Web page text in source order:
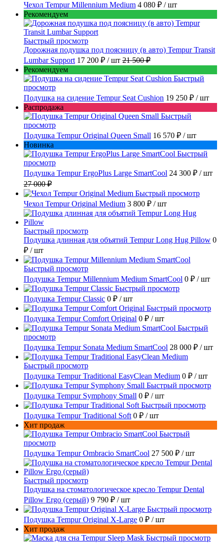
Чехол Tempur Millennium Medium 4 080 ₽ / шт
Рекомендуем
Быстрый просмотр
Дорожная подушка под поясницу (в авто) Tempur Transit
Lumbar Support 17 200 ₽ / шт 21 500 ₽
Рекомендуем
Быстрый
просмотр
Подушка на сидение Tempur Seat Cushion 19 250 ₽ / шт
Распродажа
Быстрый
просмотр
Подушка Tempur Original Queen Small 16 570 ₽ / шт
Новинка
Быстрый
просмотр
Подушка Tempur ErgoPlus Large SmartCool 24 300 ₽ / шт
27 000 ₽
Быстрый просмотр
Чехол Tempur Original Medium 3 800 ₽ / шт
Быстрый просмотр
Подушка длинная для объятий Tempur Long Hug Pillow 0
₽ / шт
Быстрый просмотр
Подушка Tempur Millennium Medium SmartCool 0 ₽ / шт
Быстрый просмотр
Подушка Tempur Classic 0 ₽ / шт
Быстрый просмотр
Подушка Tempur Comfort Original 0 ₽ / шт
Быстрый
просмотр
Подушка Tempur Sonata Medium SmartCool 28 000 ₽ / шт
Быстрый просмотр
Подушка Tempur Traditional EasyClean Medium 0 ₽ / шт
Быстрый просмотр
Подушка Tempur Symphony Small 0 ₽ / шт
Быстрый просмотр
Подушка Tempur Traditional Soft 0 ₽ / шт
Хит продаж
Быстрый
просмотр
Подушка Tempur Ombracio SmartCool 27 500 ₽ / шт
Быстрый просмотр
Подушка на стоматологическое кресло Tempur Dental
Pillow Ergo (серый) 9 790 ₽ / шт
Быстрый просмотр
Подушка Tempur Original X-Large 0 ₽ / шт
Хит продаж
Быстрый просмотр